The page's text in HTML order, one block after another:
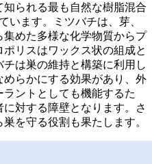
られる最も自然な樹脂混合
います。ミツバチは、芽、
めた多様な化学物質からプ
リスはワックス状の組成と
は巣の維持と構築に利用し
らかにする効果があり、外
ントとしても機能するた
対する障壁となります。さ
を守る役割も果たします。